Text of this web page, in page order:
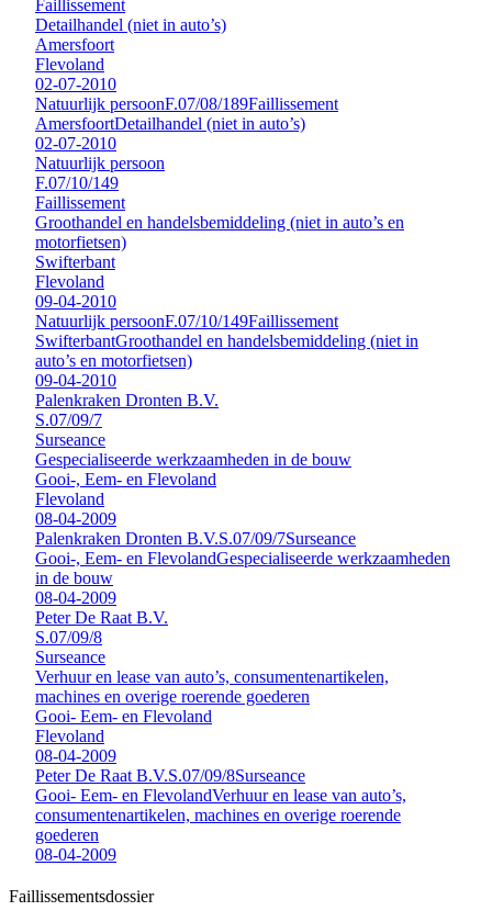
Faillissement
Detailhandel (niet in auto’s)
Amersfoort
Flevoland
02-07-2010
Natuurlijk persoonF.07/08/189Faillissement
AmersfoortDetailhandel (niet in auto’s)
02-07-2010
Natuurlijk persoon
F.07/10/149
Faillissement
Groothandel en handelsbemiddeling (niet in auto’s en
motorfietsen)
Swifterbant
Flevoland
09-04-2010
Natuurlijk persoonF.07/10/149Faillissement
SwifterbantGroothandel en handelsbemiddeling (niet in
auto’s en motorfietsen)
09-04-2010
Palenkraken Dronten B.V.
S.07/09/7
Surseance
Gespecialiseerde werkzaamheden in de bouw
Gooi-, Eem- en Flevoland
Flevoland
08-04-2009
Palenkraken Dronten B.V.S.07/09/7Surseance
Gooi-, Eem- en FlevolandGespecialiseerde werkzaamheden
in de bouw
08-04-2009
Peter De Raat B.V.
S.07/09/8
Surseance
Verhuur en lease van auto’s, consumentenartikelen,
machines en overige roerende goederen
Gooi- Eem- en Flevoland
Flevoland
08-04-2009
Peter De Raat B.V.S.07/09/8Surseance
Gooi- Eem- en FlevolandVerhuur en lease van auto’s,
consumentenartikelen, machines en overige roerende
goederen
08-04-2009
Faillissementsdossier